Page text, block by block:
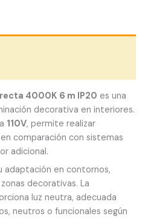
4000K 6 m IP20 es una
decorativa en interiores.
110V, permite realizar
comparación con sistemas
adicional.
adaptación en contornos,
decorativas. La
luz neutra, adecuada
neutros o funcionales según